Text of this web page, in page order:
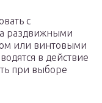
с
раздвижными
или винтовыми
в действие
при выборе